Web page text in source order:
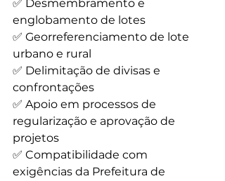
✅ Desmembramento e
englobamento de lotes
✅ Georreferenciamento de lote
urbano e rural
✅ Delimitação de divisas e
confrontações
✅ Apoio em processos de
regularização e aprovação de
projetos
✅ Compatibilidade com
exigências da Prefeitura de